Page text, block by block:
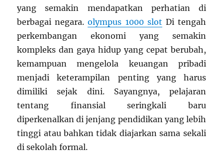
yang semakin mendapatkan perhatian di
berbagai negara.olympus 1000 slot Di tengah
perkembangan ekonomi yang semakin
kompleks dan gaya hidup yang cepat berubah,
kemampuan mengelola keuangan pribadi
menjadi keterampilan penting yang harus
dimiliki sejak dini. Sayangnya, pelajaran
tentang finansial seringkali baru
diperkenalkan di jenjang pendidikan yang lebih
tinggi atau bahkan tidak diajarkan sama sekali
di sekolah formal.